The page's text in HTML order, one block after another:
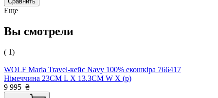
Еще
Вы смотрели
( 1)
WOLF Maria Travel-кейс Navy 100% екошкіра 766417
Німеччина 23CM L X 13.3CM W X (р)
9 995 ₴